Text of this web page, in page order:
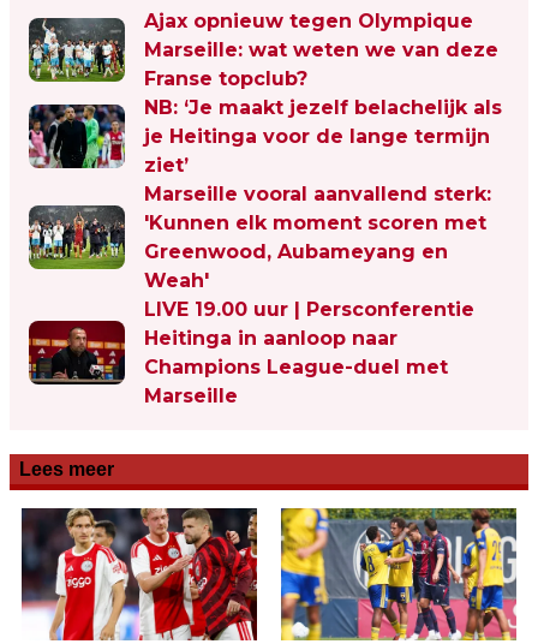
Ajax opnieuw tegen Olympique
Marseille: wat weten we van deze
Franse topclub?
NB: ‘Je maakt jezelf belachelijk als
je Heitinga voor de lange termijn
ziet’
Marseille vooral aanvallend sterk:
'Kunnen elk moment scoren met
Greenwood, Aubameyang en
Weah'
LIVE 19.00 uur | Persconferentie
Heitinga in aanloop naar
Champions League-duel met
Marseille